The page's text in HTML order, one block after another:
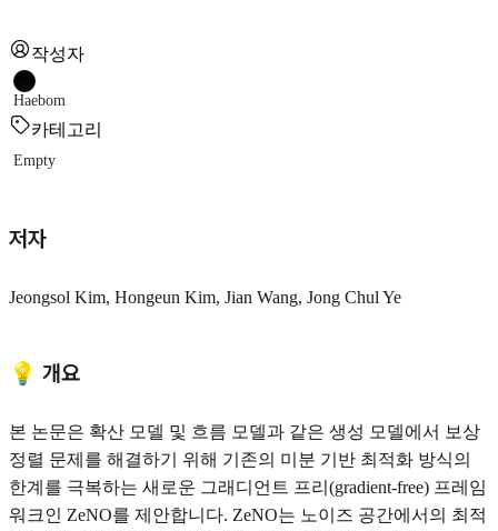
작성자
Haebom
카테고리
Empty
저자
Jeongsol Kim, Hongeun Kim, Jian Wang, Jong Chul Ye
💡 개요
본 논문은 확산 모델 및 흐름 모델과 같은 생성 모델에서 보상
정렬 문제를 해결하기 위해 기존의 미분 기반 최적화 방식의
한계를 극복하는 새로운 그래디언트 프리(gradient-free) 프레임
워크인 ZeNO를 제안합니다. ZeNO는 노이즈 공간에서의 최적